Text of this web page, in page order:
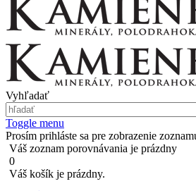
Vyhľadať
Toggle menu
Prosím prihláste sa pre zobrazenie
Váš zoznam porovnávania je prázdny
0
Váš košík je prázdny.